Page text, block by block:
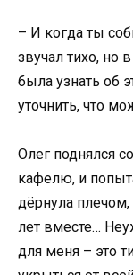
– И когда ты
звучал тихо, но
была узнать об
уточнить, что
Олег поднялся
кафелю, и
дёрнула
лет вместе…
для меня – это